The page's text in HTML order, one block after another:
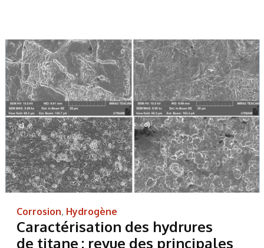
Corrosion, Hydrogène
Caractérisation des hydrures
de titane : revue des principales